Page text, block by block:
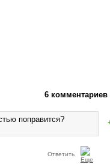
6 комментариев
поправится?
Ответить